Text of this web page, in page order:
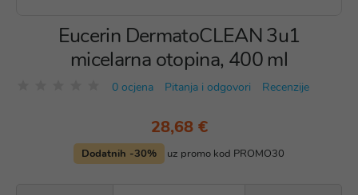
Eucerin DermatoCLEAN 3u1
micelarna otopina, 400 ml
0 ocjena Pitanja i odgovori Recenzije
28,68 €
Dodatnih -30% uz promo kod PROMO30